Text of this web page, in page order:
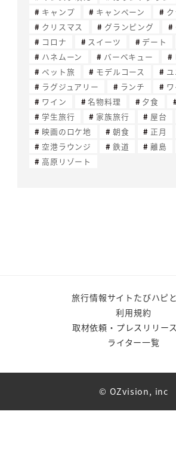
キャンプ
キャンペーン
クリスマス
グランピング
コロナ
スイーツ デート
ハネムーン
バーベキュー
ペット旅
モデルコース
ラグジュアリー
ランチ
ワイン
名物料理 夕食
学生旅行
家族旅行 屋台
映画のロケ地
朝食 正月
空港ラウンジ
鉄道 離島
高原リゾート
旅行情報サイトたびハピ
利用規約
取材依頼・プレスリリー
ライター一覧
© OZvision, inc